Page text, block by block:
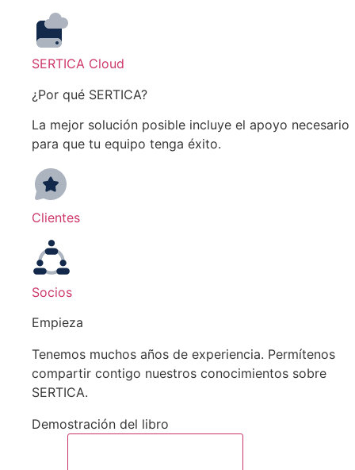
SERTICA Cloud
¿Por qué SERTICA?
La mejor solución posible incluye el apoyo necesario
para que tu equipo tenga éxito.
Clientes
Socios
Empieza
Tenemos muchos años de experiencia. Permítenos
compartir contigo nuestros conocimientos sobre
SERTICA.
Demostración del libro